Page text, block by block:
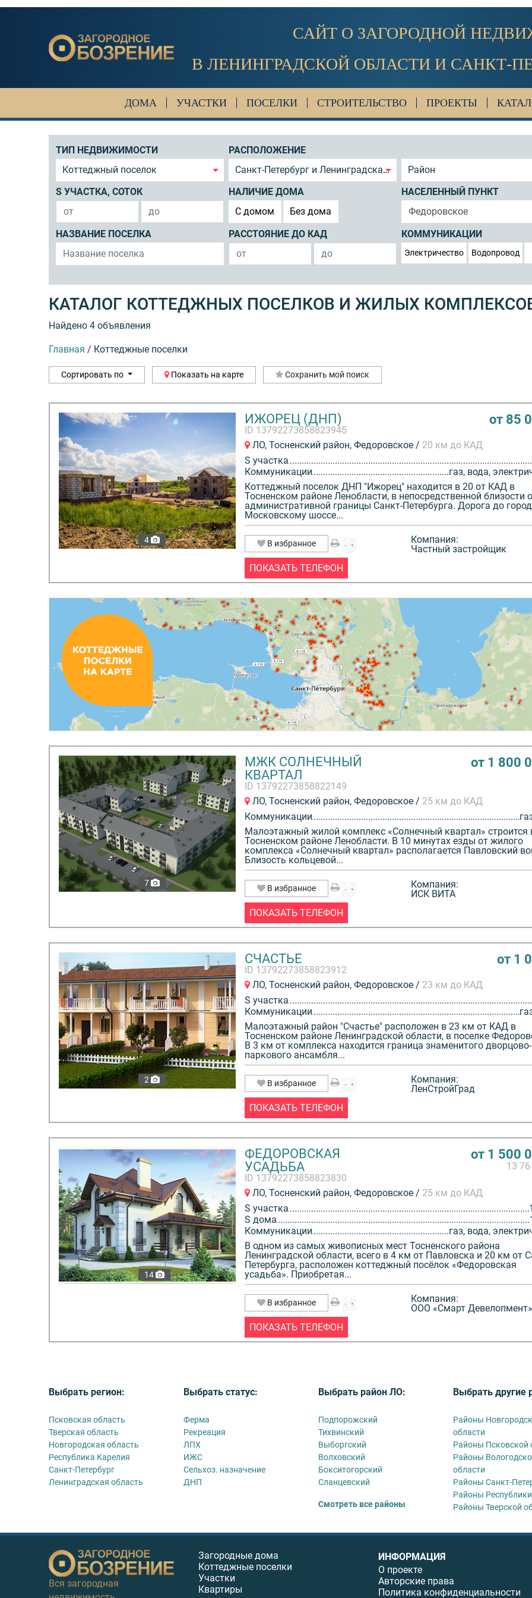
САЙТ О ЗАГОРОДНОЙ
В ЛЕНИНГРАДСКОЙ ОБЛАСТИ И САНКТ-
ДОМА УЧАСТКИ ПОСЕЛКИ СТРОИТЕЛЬСТВО ПРОЕКТЫ
ТИП НЕДВИЖИМОСТИ
Коттеджный поселок
РАСПОЛОЖЕНИЕ
Санкт-Петербург и Ленинградская область
Район
S УЧАСТКА, СОТОК
НАЛИЧИЕ ДОМА
C домом
Без дома
НАСЕЛЕННЫЙ ПУНКТ
НАЗВАНИЕ ПОСЕЛКА РАССТОЯНИЕ ДО КАД КОММУНИКАЦИИ
Электричество Водопровод
КАТАЛОГ КОТТЕДЖНЫХ ПОСЕЛКОВ И ЖИЛЫХ
Найдено 4 объявления
Главная / Коттеджные поселки
Сортировать по Показать на карте Сохранить мой поиск
4
ИЖОРЕЦ (ДНП)
ID 13792273858823945
от 85
ЛО, Тосненский район, Федоровское / 20 км до КАД
S участка
Коммуникации
газ, вода,
Коттеджный поселок ДНП "Ижорец" находится в 20 от КАД в
Тосненском районе Ленобласти, в непосредственной близости
административной границы Санкт-Петербурга. Дорога до
Московскому шоссе...
В избранное
Компания:
Частный застройщик
ПОКАЗАТЬ ТЕЛЕФОН
7
МЖК СОЛНЕЧНЫЙ
КВАРТАЛ
ID 13792273858822149
от 1 800
ЛО, Тосненский район, Федоровское / 25 км до КАД
Коммуникации
Малоэтажный жилой комплекс «Солнечный квартал» строится
Тосненском районе Ленобласти. В 10 минутах езды от жилого
комплекса «Солнечный квартал» располагается Павловский
Близость кольцевой...
В избранное
Компания:
ИСК ВИТА
ПОКАЗАТЬ ТЕЛЕФОН
2
СЧАСТЬЕ
ID 13792273858823912
от 1
ЛО, Тосненский район, Федоровское / 23 км до КАД
S участка
Коммуникации
Малоэтажный район "Счастье" расположен в 23 км от КАД в
Тосненском районе Ленинградской области, в поселке
В 3 км от комплекса находится граница знаменитого дворцово-
паркового ансамбля...
В избранное
Компания:
ЛенСтройГрад
ПОКАЗАТЬ ТЕЛЕФОН
14
ФЕДОРОВСКАЯ
УСАДЬБА
ID 13792273858823830
от 1 500
13
ЛО, Тосненский район, Федоровское / 25 км до КАД
S участка
S дома
Коммуникации
газ, вода,
В одном из самых живописных мест Тосненского района
Ленинградской области, всего в 4 км от Павловска и 20 км от
Петербурга, расположен коттеджный посёлок «Федоровская
усадьба». Приобретая...
В избранное
Компания:
ООО «Смарт
ПОКАЗАТЬ ТЕЛЕФОН
Выбрать регион:
Псковская область
Тверская область
Новгородская область
Республика Карелия
Санкт-Петербург
Ленинградская область
Выбрать статус:
Ферма
Рекреация
ЛПХ
ИЖС
Сельхоз. назначение
ДНП
Выбрать район ЛО:
Подпорожский
Тихвинский
Выборгский
Волховский
Бокситогорский
Сланцевский
Смотреть все районы
Выбрать другие
Районы
области
Районы Псковской
Районы
области
Районы Санкт-
Районы
Районы Тверской
Вся загородная
Загородные дома
Коттеджные поселки
Участки
Квартиры
ИНФОРМАЦИЯ
О проекте
Авторские права
Политика конфиденциальности